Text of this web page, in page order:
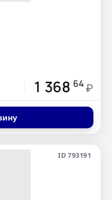
1 368 64 ₽
ID 793191